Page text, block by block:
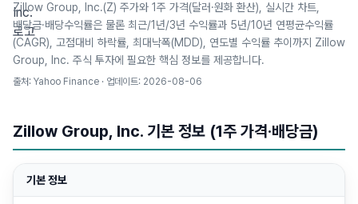
Zillow Group, Inc.(Z) 주가와 1주 가격(달러·원화 환산), 실시간 차트,
배당금·배당수익률은 물론 최근/1년/3년 수익률과 5년/10년 연평균수익률
(CAGR), 고점대비 하락률, 최대낙폭(MDD), 연도별 수익률 추이까지 Zillow
Group, Inc. 주식 투자에 필요한 핵심 정보를 제공합니다.
출처: Yahoo Finance · 업데이트: 2026-08-06
Zillow Group, Inc. 기본 정보 (1주 가격·배당금)
기본 정보